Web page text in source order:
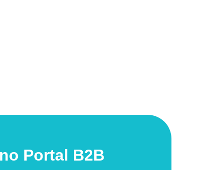
Portal B2B